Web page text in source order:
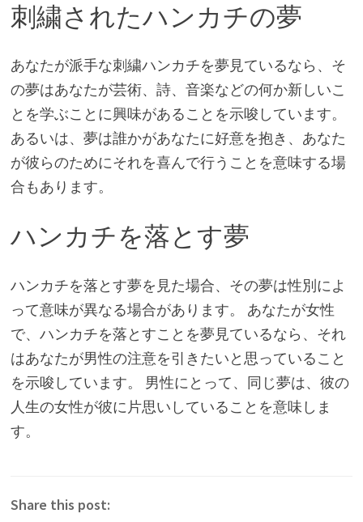
刺繍されたハンカチの夢
あなたが派手な刺繍ハンカチを夢見ているなら、そ
の夢はあなたが芸術、詩、音楽などの何か新しいこ
とを学ぶことに興味があることを示唆しています。
あるいは、夢は誰かがあなたに好意を抱き、あなた
が彼らのためにそれを喜んで行うことを意味する場
合もあります。
ハンカチを落とす夢
ハンカチを落とす夢を見た場合、その夢は性別によ
って意味が異なる場合があります。 あなたが女性
で、ハンカチを落とすことを夢見ているなら、それ
はあなたが男性の注意を引きたいと思っていること
を示唆しています。 男性にとって、同じ夢は、彼の
人生の女性が彼に片思いしていることを意味しま
す。
Share this post: